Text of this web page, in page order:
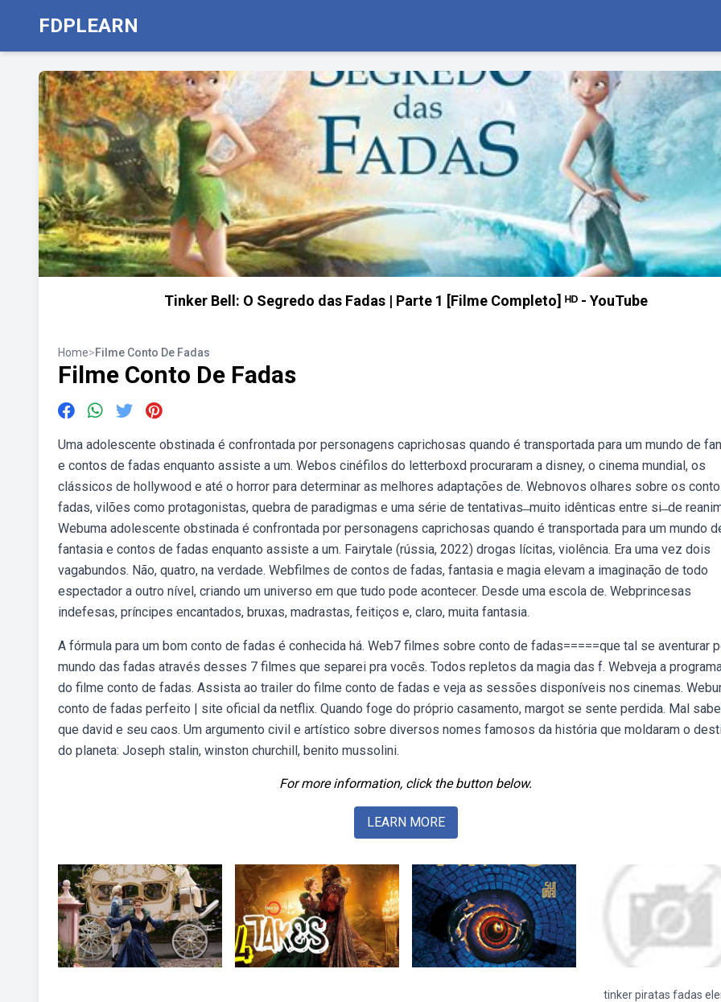
FDPLEARN
Tinker Bell: O Segredo das Fadas | Parte 1 [Filme Completo] ᴴᴰ - YouTube
Home>Filme Conto De Fadas
Filme Conto De Fadas
Uma adolescente obstinada é confrontada por personagens caprichosas quando é transportada para um mundo de
e contos de fadas enquanto assiste a um. Webos cinéfilos do letterboxd procuraram a disney, o cinema mundial, os
clássicos de hollywood e até o horror para determinar as melhores adaptações de. Webnovos olhares sobre os
fadas, vilões como protagonistas, quebra de paradigmas e uma série de tentativas ̶ muito idênticas entre si ̶ de
Webuma adolescente obstinada é confrontada por personagens caprichosas quando é transportada para um mundo
fantasia e contos de fadas enquanto assiste a um. Fairytale (rússia, 2022) drogas lícitas, violência. Era uma vez dois
vagabundos. Não, quatro, na verdade. Webfilmes de contos de fadas, fantasia e magia elevam a imaginação de todo
espectador a outro nível, criando um universo em que tudo pode acontecer. Desde uma escola de. Webprincesas
indefesas, príncipes encantados, bruxas, madrastas, feitiços e, claro, muita fantasia.
A fórmula para um bom conto de fadas é conhecida há. Web7 filmes sobre conto de fadas=====que tal se aventurar
mundo das fadas através desses 7 filmes que separei pra vocês. Todos repletos da magia das f. Webveja a
do filme conto de fadas. Assista ao trailer do filme conto de fadas e veja as sessões disponíveis nos cinemas.
conto de fadas perfeito | site oficial da netflix. Quando foge do próprio casamento, margot se sente perdida. Mal
que david e seu caos. Um argumento civil e artístico sobre diversos nomes famosos da história que moldaram o
do planeta: Joseph stalin, winston churchill, benito mussolini.
For more information, click the button below.
LEARN MORE
tinker piratas fadas